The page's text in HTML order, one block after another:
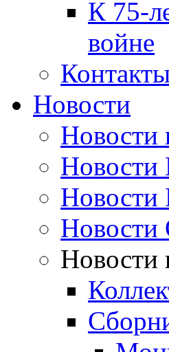
К 75-
войне
Новости
Новости
Новости
Новости